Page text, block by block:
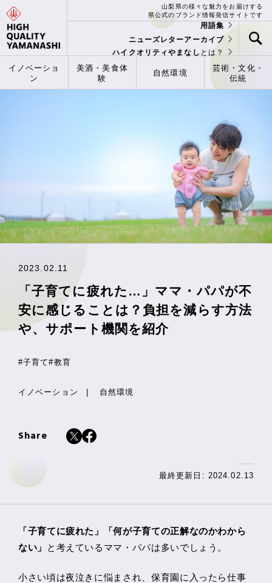
山梨県の様々な魅力をお届けする
県公式のブランド情報発信サイトです
用語集
ニューズレターアーカイブ
ハイクオリティやまなし とは？
イノベーショ
ン
美酒・美食体
験
自然環境
芸術・文化・
伝統
2023.02.11
「子育てに疲れた…」ママ・パパが不
安に感じることは？負担を減らす方法
や、サポート機関を紹介
#子育て#教育
イノベーション 自然環境
Share
最終更新日: 2024.02.13
「子育てに疲れた」「何が子育ての正解なのかわから
ない」
と考えているママ・パパは多いでしょう。
小さい頃は夜泣きに悩まされ、保育園に入ったら仕事